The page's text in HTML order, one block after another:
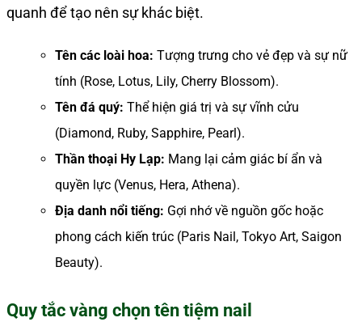
quanh để tạo nên sự khác biệt.
Tên các loài hoa: Tượng trưng cho vẻ đẹp và sự nữ
tính (Rose, Lotus, Lily, Cherry Blossom).
Tên đá quý: Thể hiện giá trị và sự vĩnh cửu
(Diamond, Ruby, Sapphire, Pearl).
Thần thoại Hy Lạp: Mang lại cảm giác bí ẩn và
quyền lực (Venus, Hera, Athena).
Địa danh nổi tiếng: Gợi nhớ về nguồn gốc hoặc
phong cách kiến trúc (Paris Nail, Tokyo Art, Saigon
Beauty).
Quy tắc vàng chọn tên tiệm nail